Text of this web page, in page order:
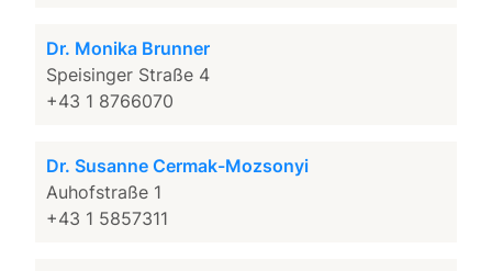
Dr. Monika Brunner
Speisinger Straße 4
+43 1 8766070
Dr. Susanne Cermak-Mozsonyi
Auhofstraße 1
+43 1 5857311